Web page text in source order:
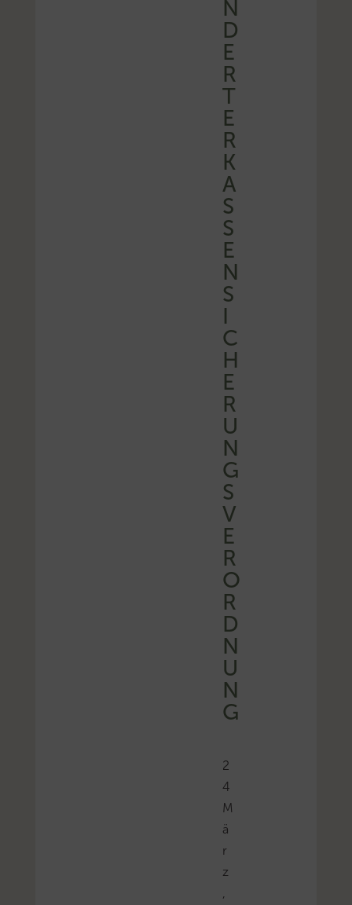
N
D
E
R
T
E
R
K
A
S
S
E
N
S
I
C
H
E
R
U
N
G
S
V
E
R
O
R
D
N
U
N
G
2
4
M
ä
r
z